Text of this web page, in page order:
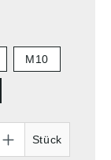
M10
Stück